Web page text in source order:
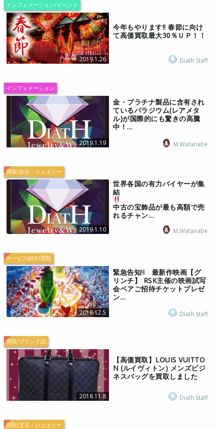
インフォメーション/イベント
今年もやります!! 春節に向け
て高価買取最大30％ＵＰ！！
2019.1.26 Diath Staff
インフォメーション
金・プラチナ製品に含有され
ているパラジウム(レアメタ
ル)が国際的にも驚きの高騰
中！…
2019.1.19 M.Watanabe
買取/宝石・ジュエリー
世界各国の有力バイヤーが集
結
中古の宝飾品が最も高額で売
れるチャン…
2019.1.10 M.Watanabe
サービス紹介/買取
緊急告知!! 最新作映画【グ
リンチ】 RSK主催の映画試写
会ペアご招待チケットプレゼ
ン…
2018.12.5 Diath Staff
買取/ブランド品
【高価買取】LOUIS VUITTO
N (ルイヴィトン) メンズビジ
ネスバッグを買取しました
2018.11.8 Diath Staff
買取/宝石・ジュエリー